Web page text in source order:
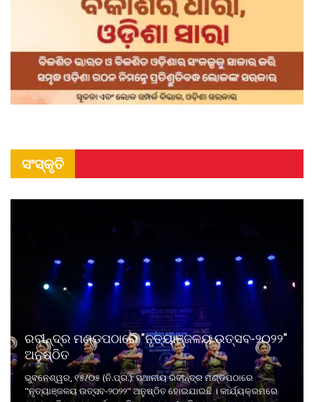
ସଂସ୍କୃତି
ରବୀନ୍ଦ୍ର ମଣ୍ଡପଠାରେ "ନୃତ୍ୟାଞ୍ଜଳୟ ଉତ୍ସବ-୨୦୨୨"
ଅନୁଷ୍ଠିତ
ଭୁବନେଶ୍ୱର, ୧୫/୦୫ (ନି.ପ୍ର.): ସ୍ଥାନୀୟ ରବୀନ୍ଦ୍ର ମଣ୍ଡପଠାରେ
"ନୃତ୍ୟାଞ୍ଜଳୟ ଉତ୍ସବ-୨୦୨୨" ଅନୁଷ୍ଠିତ ହୋଇଯାଇଛି । କାର୍ଯ୍ୟକ୍ରମରେ